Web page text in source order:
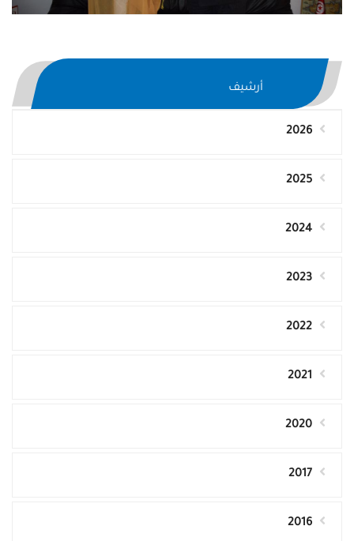
أرشيف
2026
2025
2024
2023
2022
2021
2020
2017
2016